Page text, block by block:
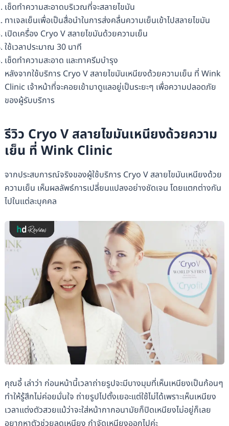
เช็ดทำความสะอาดบริเวณที่จะสลายไขมัน
ทาเจลเย็นเพื่อเป็นสื่อนำในการส่งคลื่นความเย็นเข้าไปสลายไขมัน
เปิดเครื่อง Cryo V สลายไขมันด้วยความเย็น
ใช้เวลาประมาณ 30 นาที
เช็ดทำความสะอาด และทาครีมบำรุง
หลังจากใช้บริการ Cryo V สลายไขมันเหนียงด้วยความเย็น ที่ Wink
Clinic เจ้าหน้าที่จะคอยเข้ามาดูแลอยู่เป็นระยะๆ เพื่อความปลอดภัย
ของผู้รับบริการ
รีวิว Cryo V สลายไขมันเหนียงด้วยความ
เย็น ที่ Wink Clinic
จากประสบการณ์จริงของผู้ใช้บริการ Cryo V สลายไขมันเหนียงด้วย
ความเย็น เห็นผลลัพธ์การเปลี่ยนแปลงอย่างชัดเจน โดยแตกต่างกัน
ไปในแต่ละบุคคล
คุณอี้ เล่าว่า ก่อนหน้านี้เวลาถ่ายรูปจะมีบางมุมที่เห็นเหนียงเป็นก้อนๆ
ทำให้รู้สึกไม่ค่อยมั่นใจ ถ่ายรูปไปตั้งเยอะแต่ใช้ไม่ได้เพราะเห็นเหนียง
เวลาแต่งตัวสวยแม้ว่าจะใส่หน้ากากอนามัยก็ปิดเหนียงไม่อยู่ก็เลย